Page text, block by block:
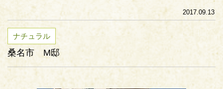
ナチュラル
桑名市 M邸
2017.09.13